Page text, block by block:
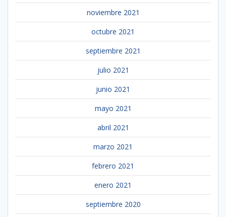
noviembre 2021
octubre 2021
septiembre 2021
julio 2021
junio 2021
mayo 2021
abril 2021
marzo 2021
febrero 2021
enero 2021
septiembre 2020